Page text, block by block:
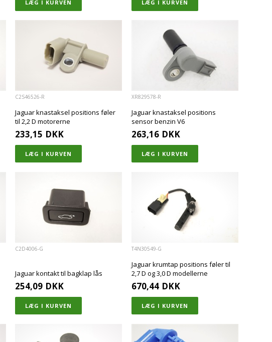
C2S46526-R
Jaguar knastaksel positions føler
til 2,2 D motorerne
233,15 DKK
XR829578-R
Jaguar knastaksel positions
sensor benzin V6
263,16 DKK
C2D4006-G
Jaguar kontakt til bagklap lås
254,09 DKK
T4N30549-G
Jaguar krumtap positions føler til
2,7 D og 3,0 D modellerne
670,44 DKK